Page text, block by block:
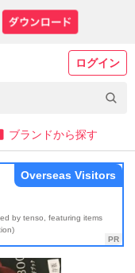
ログイン
ブランドから探す
by tenso, featuring items
Overseas Visitors